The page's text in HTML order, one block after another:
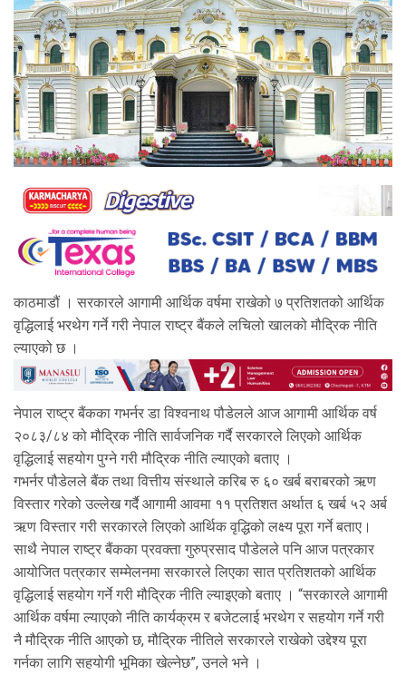
काठमाडौं । सरकारले आगामी आर्थिक वर्षमा राखेको ७ प्रतिशतको आर्थिक
वृद्धिलाई भरथेग गर्ने गरी नेपाल राष्ट्र बैंकले लचिलो खालको मौद्रिक नीति
ल्याएको छ ।
नेपाल राष्ट्र बैंकका गभर्नर डा विश्वनाथ पौडेलले आज आगामी आर्थिक वर्ष
२०८३/८४ को मौद्रिक नीति सार्वजनिक गर्दै सरकारले लिएको आर्थिक
वृद्धिलाई सहयोग पुग्ने गरी मौद्रिक नीति ल्याएको बताए ।
गभर्नर पौडेलले बैंक तथा वित्तीय संस्थाले करिब रु ६० खर्ब बराबरको ऋण
विस्तार गरेको उल्लेख गर्दै आगामी आवमा ११ प्रतिशत अर्थात ६ खर्ब ५२ अर्ब
ऋण विस्तार गरी सरकारले लिएको आर्थिक वृद्धिको लक्ष्य पूरा गर्ने बताए।
साथै नेपाल राष्ट्र बैंकका प्रवक्ता गुरुप्रसाद पौडेलले पनि आज पत्रकार
आयोजित पत्रकार सम्मेलनमा सरकारले लिएका सात प्रतिशतको आर्थिक
वृद्धिलाई सहयोग गर्ने गरी मौद्रिक नीति ल्याइएको बताए । “सरकारले आगामी
आर्थिक वर्षमा ल्याएको नीति कार्यक्रम र बजेटलाई भरथेग र सहयोग गर्ने गरी
नै मौद्रिक नीति आएको छ, मौद्रिक नीतिले सरकारले राखेको उद्देश्य पूरा
गर्नका लागि सहयोगी भूमिका खेल्नेछ”, उनले भने ।